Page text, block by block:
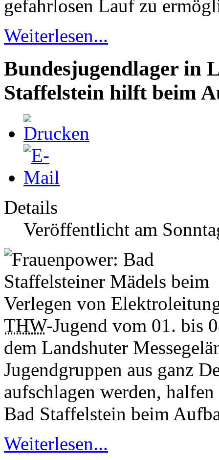
gefahrlosen Lauf zu
Weiterlesen...
Bundesjugendlager in
Staffelstein hilft beim
Details
Veröffentlicht am
THW-Jugend vom 01. bis
dem Landshuter
Jugendgruppen aus ganz
aufschlagen werden,
Bad Staffelstein beim
Weiterlesen...